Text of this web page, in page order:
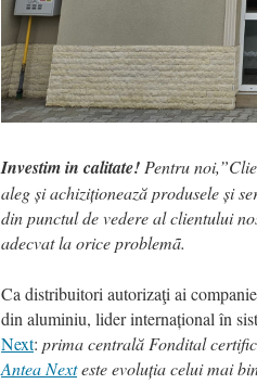
Investim in calitate!Pentru
aleg și achiziționează produsele și
din punctul de vedere al clientului
adecvat la orice problemã.
Ca distribuitori autorizaţi ai
din aluminiu, lider internațional în
Next: prima centrală Fondital
Antea Nexteste evoluția celui mai